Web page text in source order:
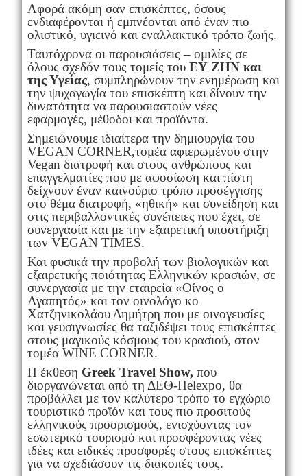
Αφορά ακόμη σαν επισκέπτες, όσους
ενδιαφέρονται ή εμπνέονται από έναν πιο
ολιστικό, υγιεινό και εναλλακτικό τρόπο ζωής.
Ταυτόχρονα οι παρουσιάσεις – ομιλίες σε
όλους σχεδόν τους τομείς του ΕΥ ΖΗΝ και
της Υγείας, συμπληρώνουν την ενημέρωση και
την ψυχαγωγία του επισκέπτη και δίνουν την
δυνατότητα να παρουσιαστούν νέες
εφαρμογές, μέθοδοι και προϊόντα.
Σημειώνουμε ιδιαίτερα την δημιουργία του
VEGAN CORNER,τομέα αφιερωμένου στην
Vegan διατροφή και στους ανθρώπους και
επαγγελματίες που με αφοσίωση και πίστη
δείχνουν έναν καινούριο τρόπο προσέγγισης
στο θέμα διατροφή, «ηθική» και συνείδηση και
στις περιβαλλοντικές συνέπειες που έχει, σε
συνεργασία και με την εξαιρετική υποστήριξη
των VEGAN TIMES.
Και φυσικά την προβολή των βιολογικών και
εξαιρετικής ποιότητας Ελληνικών κρασιών, σε
συνεργασία με την εταιρεία «Οίνος ο
Αγαπητός» και τον οινολόγο κο
Χατζηνικολάου Δημήτρη που με οινογευσίες
και γευσιγνωσίες θα ταξιδέψει τους επισκέπτες
στους μαγικούς κόσμους του κρασιού, στον
τομέα WINE CORNER.
H έκθεση Greek Travel Show, που
διοργανώνεται από τη ΔΕΘ-Helexpo, θα
προβάλλει µε τον καλύτερο τρόπο το εγχώριο
τουριστικό προϊόν και τους πιο προσιτούς
ελληνικούς προορισμούς, ενισχύοντας τον
εσωτερικό τουρισμό και προσφέροντας νέες
ιδέες και ειδικές προσφορές στους επισκέπτες
για να σχεδιάσουν τις διακοπές τους.